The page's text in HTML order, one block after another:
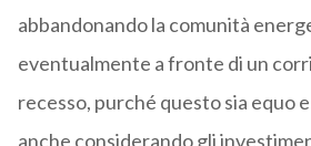
abbandonando la comunità
eventualmente a fronte di un
recesso, purché questo sia equo
anche considerando gli